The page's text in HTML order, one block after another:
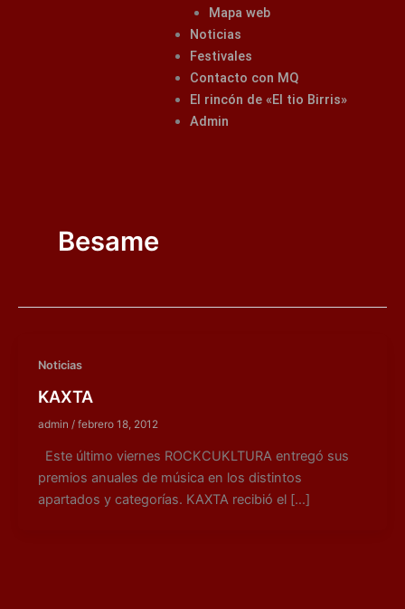
Mapa web
Noticias
Festivales
Contacto con MQ
El rincón de «El tio Birris»
Admin
Besame
Noticias
KAXTA
admin / febrero 18, 2012
Este último viernes ROCKCUKLTURA entregó sus
premios anuales de música en los distintos
apartados y categorías. KAXTA recibió el […]